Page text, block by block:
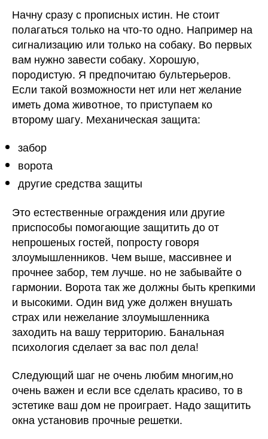
Начну сразу с прописных истин. Не стоит
полагаться только на что-то одно. Например на
сигнализацию или только на собаку. Во первых
вам нужно завести собаку. Хорошую,
породистую. Я предпочитаю бультерьеров.
Если такой возможности нет или нет желание
иметь дома животное, то приступаем ко
второму шагу. Механическая защита:
забор
ворота
другие средства защиты
Это естественные ограждения или другие
приспособы помогающие защитить до от
непрошеных гостей, попросту говоря
злоумышленников. Чем выше, массивнее и
прочнее забор, тем лучше. но не забывайте о
гармонии. Ворота так же должны быть крепкими
и высокими. Один вид уже должен внушать
страх или нежелание злоумышленника
заходить на вашу территорию. Банальная
психология сделает за вас пол дела!
Следующий шаг не очень любим многим,но
очень важен и если все сделать красиво, то в
эстетике ваш дом не проиграет. Надо защитить
окна установив прочные решетки.